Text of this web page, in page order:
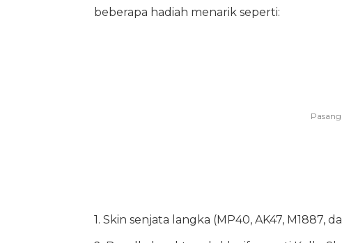
beberapa hadiah menarik seperti:
1. Skin senjata langka (MP40, AK47, M1887,